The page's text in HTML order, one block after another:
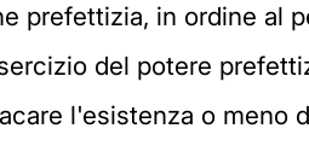
prefettizia, in ordine al
del potere
l'esistenza o meno